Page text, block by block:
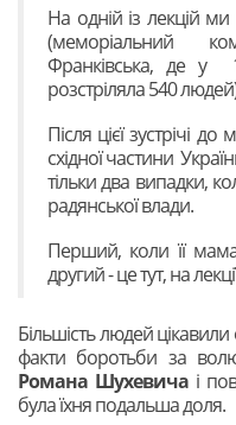
На одній із лекцій
(меморіальний
Франківська, де у
розстріляла 540
Після цієї зустрічі
східної частини
тільки два випадки,
радянської влади.
Перший, коли її
другий - це тут, на
Більшість людей цікавили
факти боротьби за
Романа Шухевича і
була їхня подальша доля.